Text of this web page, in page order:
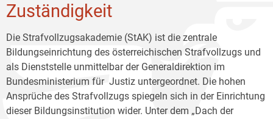
Zuständigkeit
Die Strafvollzugsakademie (StAK) ist die zentrale
Bildungseinrichtung des österreichischen Strafvollzugs und
als Dienststelle unmittelbar der Generaldirektion im
Bundesministerium für Justiz untergeordnet. Die hohen
Ansprüche des Strafvollzugs spiegeln sich in der Einrichtung
dieser Bildungsinstitution wider. Unter dem „Dach der